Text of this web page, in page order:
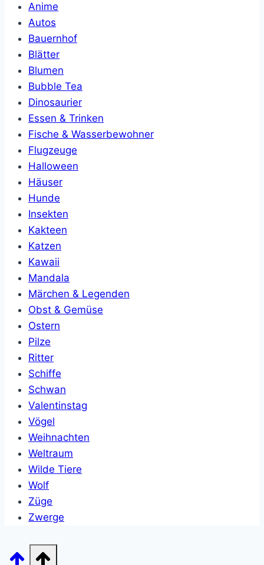
Anime
Autos
Bauernhof
Blätter
Blumen
Bubble Tea
Dinosaurier
Essen & Trinken
Fische & Wasserbewohner
Flugzeuge
Halloween
Häuser
Hunde
Insekten
Kakteen
Katzen
Kawaii
Mandala
Märchen & Legenden
Obst & Gemüse
Ostern
Pilze
Ritter
Schiffe
Schwan
Valentinstag
Vögel
Weihnachten
Weltraum
Wilde Tiere
Wolf
Züge
Zwerge